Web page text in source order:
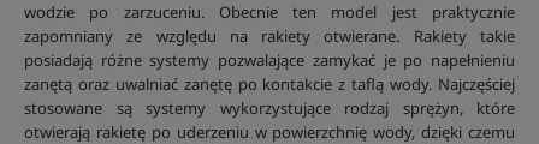
wodzie po zarzuceniu. Obecnie ten model jest praktycznie
zapomniany ze względu na rakiety otwierane. Rakiety takie
posiadają różne systemy pozwalające zamykać je po napełnieniu
zanętą oraz uwalniać zanętę po kontakcie z taflą wody. Najczęściej
stosowane są systemy wykorzystujące rodzaj sprężyn, które
otwierają rakietę po uderzeniu w powierzchnię wody, dzięki czemu